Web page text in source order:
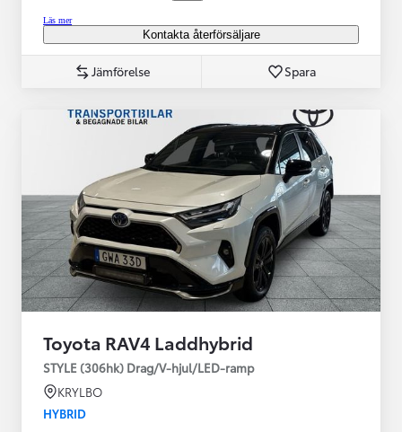
Läs mer
Kontakta återförsäljare
Jämförelse Spara
Toyota RAV4 Laddhybrid
STYLE (306hk) Drag/V-hjul/LED-ramp
KRYLBO
HYBRID